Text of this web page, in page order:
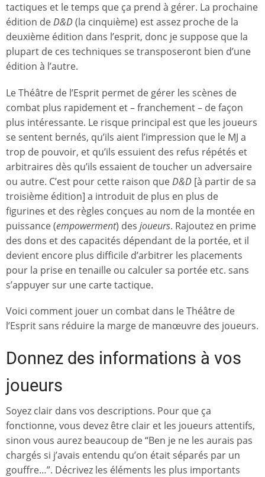
tactiques et le temps que ça prend à gérer. La prochaine
édition deD&D(la cinquième) est assez proche de la
deuxième édition dans l’esprit, donc je suppose que la
plupart de ces techniques se transposeront bien d’une
édition à l’autre.
Le Théâtre de l’Esprit permet de gérer les scènes de
combat plus rapidement et – franchement – de façon
plus intéressante. Le risque principal est que les joueurs
se sentent bernés, qu’ils aient l’impression que le MJ a
trop de pouvoir, et qu’ils essuient des refus répétés et
arbitraires dès qu’ils essaient de toucher un adversaire
ou autre. C’est pour cette raison queD&D [à partir de sa
troisième édition] a introduit de plus en plus de
figurines et des règles conçues au nom de la montée en
puissance (empowerment) des joueurs. Rajoutez en prime
des dons et des capacités dépendant de la portée, et il
devient encore plus difficile d’arbitrer les placements
pour la prise en tenaille ou calculer sa portée etc. sans
s’appuyer sur une carte tactique.
Voici comment jouer un combat dans le Théâtre de
l’Esprit sans réduire la marge de manœuvre des joueurs.
Donnez des informations à vos
joueurs
Soyez clair dans vos descriptions. Pour que ça
fonctionne, vous devez être clair et les joueurs attentifs,
sinon vous aurez beaucoup de “Ben je ne les aurais pas
chargés si j’avais entendu qu’on était séparés par un
gouffre…”. Décrivez les éléments les plus importants